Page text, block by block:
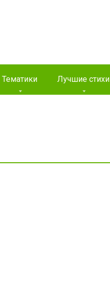
Тематики Лучшие стихи